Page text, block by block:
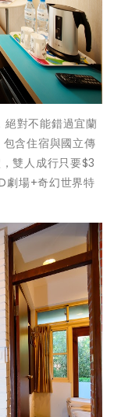
對不能錯過宜蘭
含住宿與國立傳
雙人成行只要$3
劇場+奇幻世界特